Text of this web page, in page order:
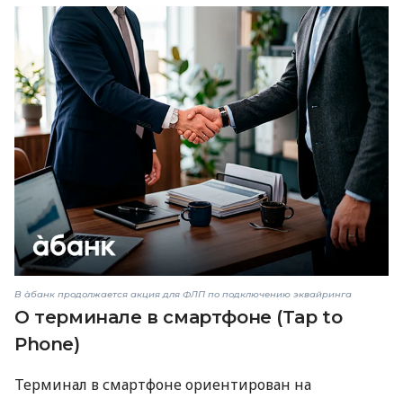
В àбанк продолжается акция для ФЛП по подключению эквайринга
О терминале в смартфоне (Tap to
Phone)
Терминал в смартфоне ориентирован на